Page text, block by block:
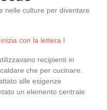
nelle culture per diventare
con la lettera I
recipienti in
che per cucinare.
alle esigenze
un elemento centrale